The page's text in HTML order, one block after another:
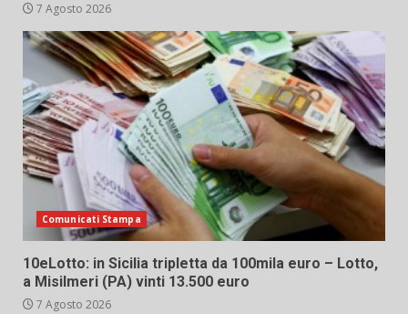
7 Agosto 2026
Comunicati Stampa
10eLotto: in Sicilia tripletta da 100mila euro – Lotto,
a Misilmeri (PA) vinti 13.500 euro
7 Agosto 2026